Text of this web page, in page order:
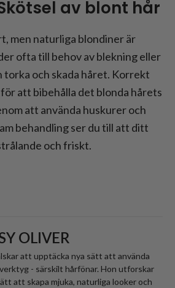
av blont hår
men naturliga blondiner är
ofta till behov av blekning eller
torka och skada håret. Korrekt
att bibehålla det blonda hårets
att använda huskurer och
behandling ser du till att ditt
och friskt.
OLIVER
att upptäcka nya sätt att använda
- särskilt hårfönar. Hon utforskar
att skapa mjuka, naturliga looker och